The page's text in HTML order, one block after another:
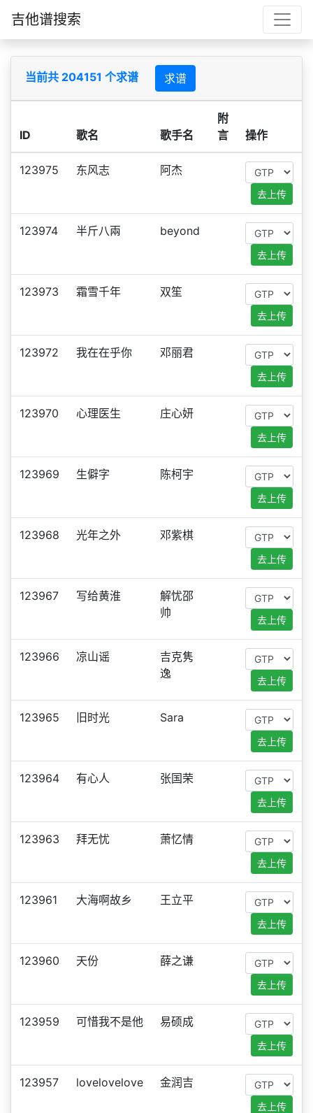
吉他谱搜索
当前共 204151 个求谱 求谱
ID 歌名 歌手名
附
言
操作
123975 东风志 阿杰
去上传
123974 半斤八兩 beyond
去上传
123973 霜雪千年 双笙
去上传
123972 我在在乎你 邓丽君
去上传
123970 心理医生 庄心妍
去上传
123969 生僻字 陈柯宇
去上传
123968 光年之外 邓紫棋
去上传
123967 写给黄淮
解忧邵
帅
去上传
123966 凉山谣
吉克隽
逸
去上传
123965 旧时光 Sara
去上传
123964 有心人 张国荣
去上传
123963 拜无忧 萧忆情
去上传
123961 大海啊故乡 王立平
去上传
123960 天份 薛之谦
去上传
123959 可惜我不是他 易硕成
去上传
123957 lovelovelove 金润吉
去上传